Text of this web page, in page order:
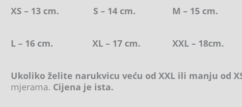
XS – 13 cm. S – 14 cm. M – 15 cm.
L – 16 cm. XL – 17 cm. XXL – 18cm.
Ukoliko želite narukvicu veću od XXL ili manju od
mjerama. Cijena je ista.